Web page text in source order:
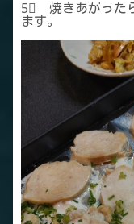
5⃣ 焼きあがった
ます。